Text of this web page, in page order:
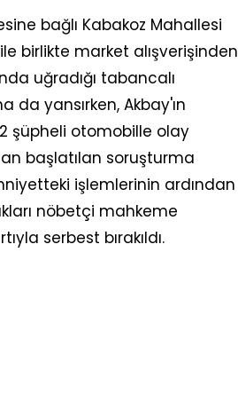
bağlı Kabakoz Mahallesi
birlikte market alışverişinden
uğradığı tabancalı
da yansırken, Akbay'ın
şüpheli otomobille olay
başlatılan soruşturma
işlemlerinin ardından
nöbetçi mahkeme
serbest bırakıldı.